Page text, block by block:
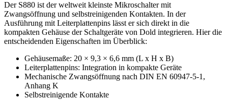
Der S880 ist der weltweit kleinste Mikroschalter mit
Zwangsöffnung und selbstreinigenden Kontakten. In der
Ausführung mit Leiterplattenpins lässt er sich direkt in die
kompakten Gehäuse der Schaltgeräte von Dold integrieren. Hier die
entscheidenden Eigenschaften im Überblick:
Gehäusemaße: 20 × 9,3 × 6,6 mm (L x H x B)
Leiterplattenpins: Integration in kompakte Geräte
Mechanische Zwangsöffnung nach DIN EN 60947-5-1,
Anhang K
Selbstreinigende Kontakte